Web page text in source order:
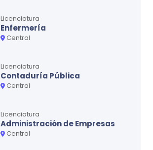
Licenciatura
Enfermería
Central
Licenciatura
Contaduría Pública
Central
Licenciatura
Administración de Empresas
Central